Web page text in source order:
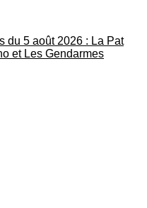
du 5 août 2026 : La Pat
et Les Gendarmes